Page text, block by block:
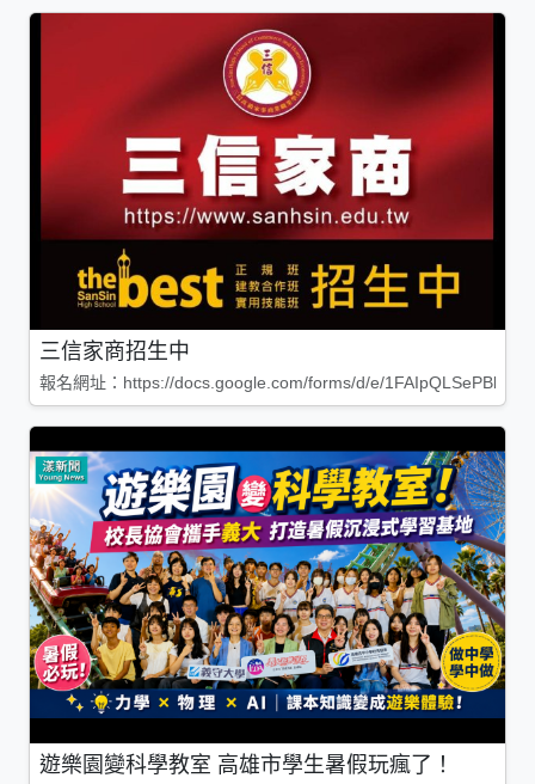
三信家商招生中
報名網址：https://docs.google.com/forms/d/e/
遊樂園變科學教室 高雄市學生暑假玩瘋了！